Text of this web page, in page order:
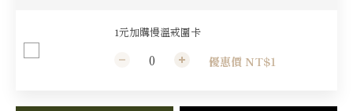
1元加購慢溫戒圍卡
優惠價 NT$1